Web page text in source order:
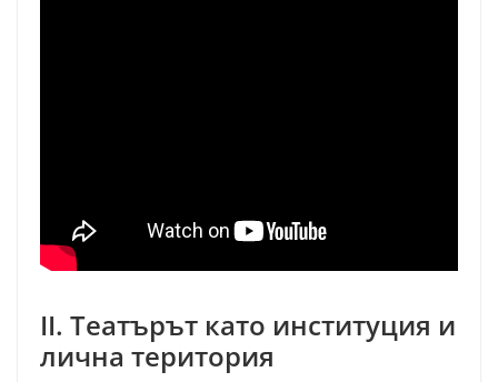
II. Театърът като институция и
лична територия